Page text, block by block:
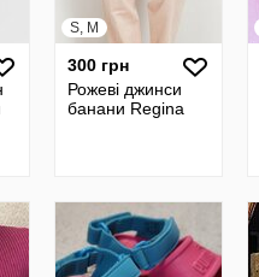
S, M
300 грн
Рожеві джинси
банани Regina